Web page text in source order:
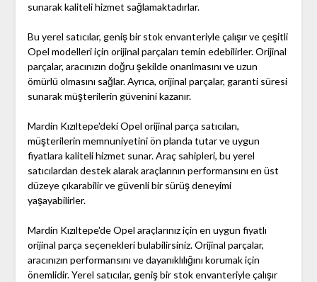
sunarak kaliteli hizmet sağlamaktadırlar.
Bu yerel satıcılar, geniş bir stok envanteriyle çalışır ve çeşitli
Opel modelleri için orijinal parçaları temin edebilirler. Orijinal
parçalar, aracınızın doğru şekilde onarılmasını ve uzun
ömürlü olmasını sağlar. Ayrıca, orijinal parçalar, garanti süresi
sunarak müşterilerin güvenini kazanır.
Mardin Kızıltepe'deki Opel orijinal parça satıcıları,
müşterilerin memnuniyetini ön planda tutar ve uygun
fiyatlara kaliteli hizmet sunar. Araç sahipleri, bu yerel
satıcılardan destek alarak araçlarının performansını en üst
düzeye çıkarabilir ve güvenli bir sürüş deneyimi
yaşayabilirler.
Mardin Kızıltepe'de Opel araçlarınız için en uygun fiyatlı
orijinal parça seçenekleri bulabilirsiniz. Orijinal parçalar,
aracınızın performansını ve dayanıklılığını korumak için
önemlidir. Yerel satıcılar, geniş bir stok envanteriyle çalışır